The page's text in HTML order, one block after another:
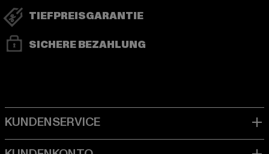
TIEFPREISGARANTIE
SICHERE BEZAHLUNG